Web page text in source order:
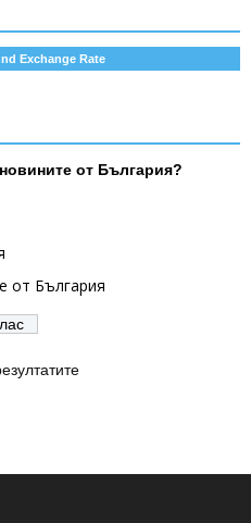
Exchange Rate
от България?
от България